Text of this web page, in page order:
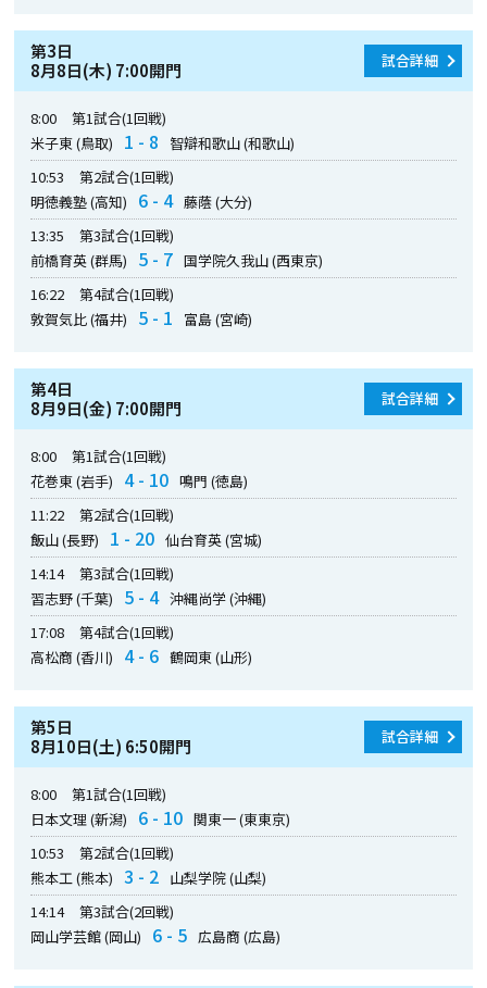
第3日
8月8日(木) 7:00開門
試合詳細
8:00
第1試合(1回戦)
米子東 (鳥取)
1 - 8
智辯和歌山 (和歌山)
10:53
第2試合(1回戦)
明徳義塾 (高知)
6 - 4 藤蔭 (大分)
13:35
第3試合(1回戦)
前橋育英 (群馬)
5 - 7 国学院久我山 (西東京)
16:22
第4試合(1回戦)
敦賀気比 (福井)
5 - 1 富島 (宮崎)
第4日
8月9日(金) 7:00開門
試合詳細
8:00
第1試合(1回戦)
花巻東 (岩手)
4 - 10 鳴門 (徳島)
11:22
第2試合(1回戦)
飯山 (長野)
1 - 20 仙台育英 (宮城)
14:14
第3試合(1回戦)
習志野 (千葉)
5 - 4 沖縄尚学 (沖縄)
17:08
第4試合(1回戦)
高松商 (香川)
4 - 6 鶴岡東 (山形)
第5日
8月10日(土) 6:50開門
試合詳細
8:00
第1試合(1回戦)
日本文理 (新潟)
6 - 10 関東一 (東東京)
10:53
第2試合(1回戦)
熊本工 (熊本)
3 - 2 山梨学院 (山梨)
14:14
第3試合(2回戦)
岡山学芸館 (岡山)
6 - 5 広島商 (広島)